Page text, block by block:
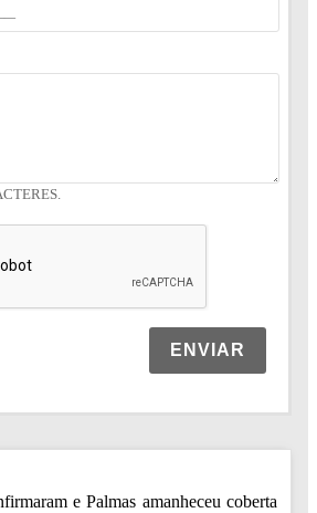
ENVIAR
e Palmas amanheceu coberta